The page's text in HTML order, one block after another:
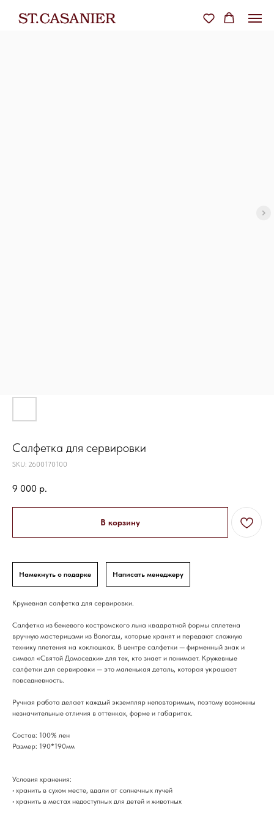
Салфетка для сервировки
SKU: 2600170100
9 000 р.
В корзину
Намекнуть о подарке Написать менеджеру
Кружевная салфетка для сервировки.
Салфетка из бежевого костромского льна квадратной формы сплетена
вручную мастерицами из Вологды, которые хранят и передают сложную
технику плетения на коклюшках. В центре салфетки — фирменный знак и
символ «Святой Домоседки» для тех, кто знает и понимает. Кружевные
салфетки для сервировки — это маленькая деталь, которая украшает
повседневность.
Ручная работа делает каждый экземпляр неповторимым, поэтому возможны
незначительные отличия в оттенках, форме и габаритах.
Состав: 100% лен
Размер: 190*190мм
Условия хранения:
• хранить в сухом месте, вдали от солнечных лучей
• хранить в местах недоступных для детей и животных